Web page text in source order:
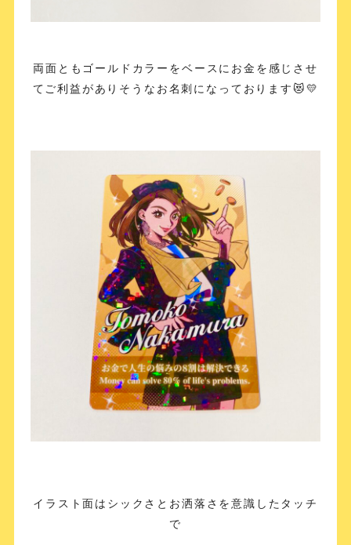
両面ともゴールドカラーをベースにお金を感じさせ
てご利益がありそうなお名刺になっております😻💛
イラスト面はシックさとお洒落さを意識したタッチ
で